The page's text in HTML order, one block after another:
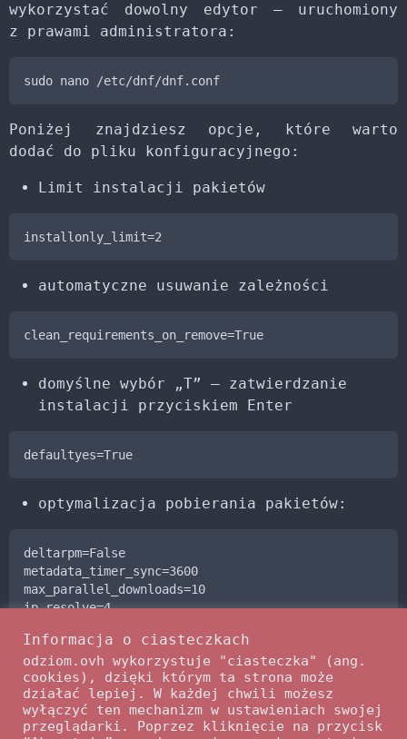
wykorzystać dowolny edytor – uruchomiony
z prawami administratora:
Poniżej znajdziesz opcje, które warto
dodać do pliku konfiguracyjnego:
Limit instalacji pakietów
automatyczne usuwanie zależności
domyślne wybór „T” – zatwierdzanie
instalacji przyciskiem Enter
optymalizacja pobierania pakietów:
deltarpm=False
metadata_timer_sync=3600
max_parallel_downloads=10
rezygnacja z instalacji „Słabych
zależności” (ang. „Weak dependencies”):
Informacja o ciasteczkach
odziom.ovh wykorzystuje "ciasteczka" (ang.
cookies), dzięki którym ta strona może
działać lepiej. W każdej chwili możesz
wyłączyć ten mechanizm w ustawieniach swojej
przeglądarki. Poprzez kliknięcie na przycisk